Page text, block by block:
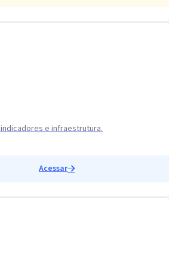
e infraestrutura.
Acessar